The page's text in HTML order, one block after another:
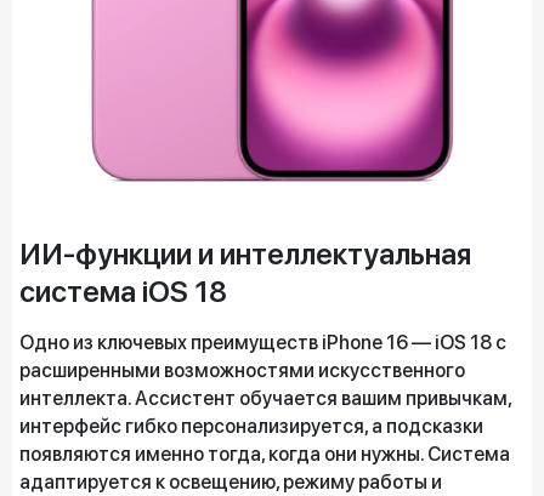
ИИ-функции и интеллектуальная
система iOS 18
Одно из ключевых преимуществ iPhone 16 — iOS 18 с
расширенными возможностями искусственного
интеллекта. Ассистент обучается вашим привычкам,
интерфейс гибко персонализируется, а подсказки
появляются именно тогда, когда они нужны. Система
адаптируется к освещению, режиму работы и